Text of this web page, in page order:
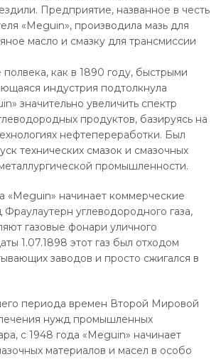
Предприятие, названное в честь
«Meguin», производила мазь для
масло и смазку для трансмиссии
как в 1890 году, быстрыми
индустрия подтолкнула
значительно увеличить спектр
продуктов, базируясь на
нефтепереработки. Был
технических смазок и смазочных
промышленности.
«Meguin» начинает коммерческие
Фраулаутерн углеводородного газа,
газовые фонари уличного
1.07.1898 этот газ был отходом
заводов и просто сжигался в
периода времен Второй Мировой
нужд промышленных
с 1948 года «Meguin» начинает
материалов и масел в особо